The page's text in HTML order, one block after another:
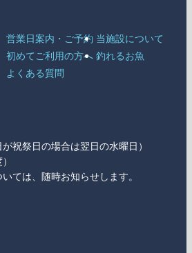
営業日案内・ご予約 当施設について
初めてご利用の方へ 釣れるお魚
よくある質問
祝祭日の場合は翌日の水曜日）
ては、随時お知らせします。